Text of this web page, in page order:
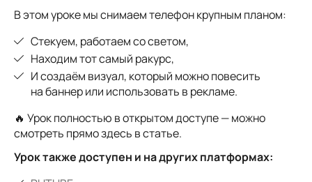
В этом уроке мы снимаем телефон крупным планом:
Стекуем, работаем со светом,
Находим тот самый ракурс,
И создаём визуал, который можно повесить
на баннер или использовать в рекламе.
🔥 Урок полностью в открытом доступе — можно
смотреть прямо здесь в статье.
Урок также доступен и на других платформах: